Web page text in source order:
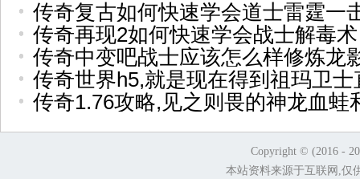
传奇复古如何快速学会道士雷霆一
传奇再现2如何快速学会战士解毒术
传奇中变吧战士应该怎么样修炼龙
传奇世界h5,就是现在得到祖玛卫士
传奇1.76攻略,见之则畏的神龙血蛙
Copyright © (2016 -
本站资料来源于互联网,仅